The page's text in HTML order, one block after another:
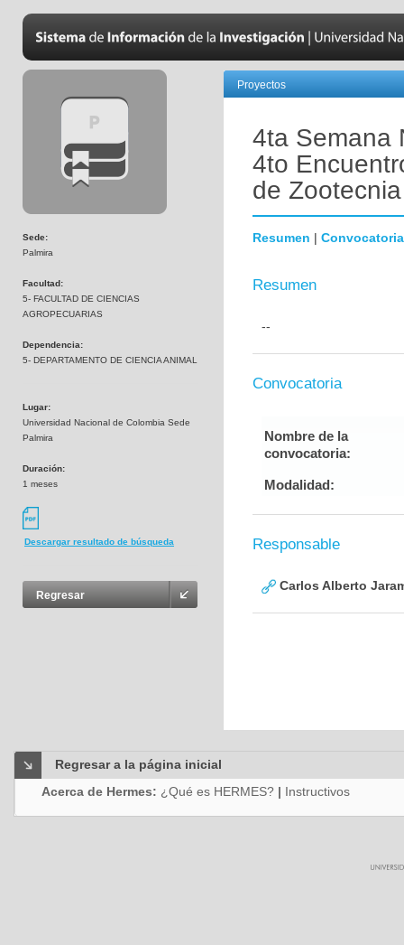
Sede:
Palmira
Facultad:
5- FACULTAD DE CIENCIAS
AGROPECUARIAS
Dependencia:
5- DEPARTAMENTO DE CIENCIA ANIMAL
Lugar:
Universidad Nacional de Colombia Sede
Palmira
Duración:
1 meses
Descargar resultado de búsqueda
Regresar
Proyectos
4ta Semana
4to
de
Resumen | Convocatoria
Resumen
--
Convocatoria
Nombre de la
convocatoria:
Modalidad:
Responsable
Carlos Alberto
Regresar a la página inicial
Acerca de Hermes: ¿Qué es HERMES? | Instructivos